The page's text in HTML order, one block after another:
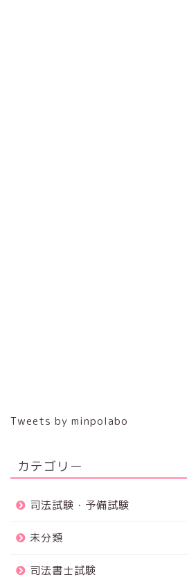
Tweets by minpolabo
カテゴリー
司法試験・予備試験
未分類
司法書士試験